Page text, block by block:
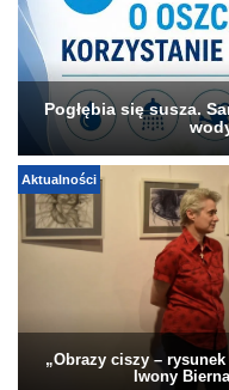
Pogłębia się susza.
Aktualności
„Obrazy ciszy –
Iwony